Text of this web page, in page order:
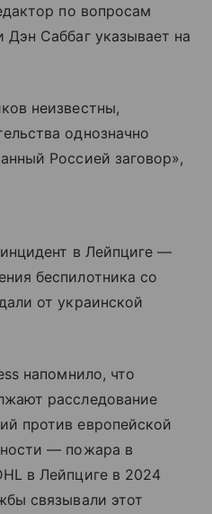
по вопросам
Саббаг указывает на
неизвестны,
однозначно
Россией заговор»,
в Лейпциге —
беспилотника со
от украинской
напомнило, что
расследование
против европейской
— пожара в
в Лейпциге в 2024
связывали этот